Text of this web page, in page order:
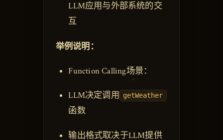
LLM应用与外部系统的交
互
举例说明：
Function Calling场景：
LLM决定调用 getWeather
函数
输出格式取决于LLM提供